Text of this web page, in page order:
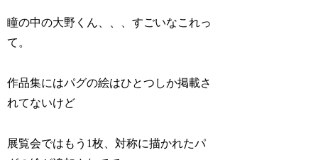
瞳の中の大野くん、、、すごいなこれっ
て。
作品集にはパグの絵はひとつしか掲載さ
れてないけど
展覧会ではもう1枚、対称に描かれたパ